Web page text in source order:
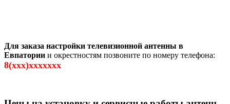
Для заказа настройки телевизионной антенны в
Евпатории и окрестностям позвоните по номеру телефона:
8(xxx)xxxxxxx